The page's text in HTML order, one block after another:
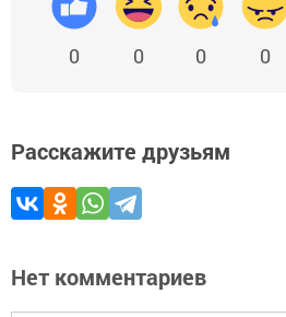
0 0 0 0
Расскажите друзьям
Нет комментариев